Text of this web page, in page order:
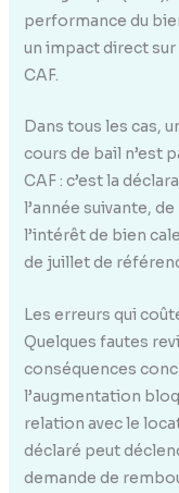
performance du
un impact direct sur
CAF.
Dans tous les cas,
cours de bail n’est
CAF : c’est la
l’année suivante,
l’intérêt de bien
de juillet de
Les erreurs qui
Quelques fautes
conséquences
l’augmentation
relation avec le
déclaré peut
demande de